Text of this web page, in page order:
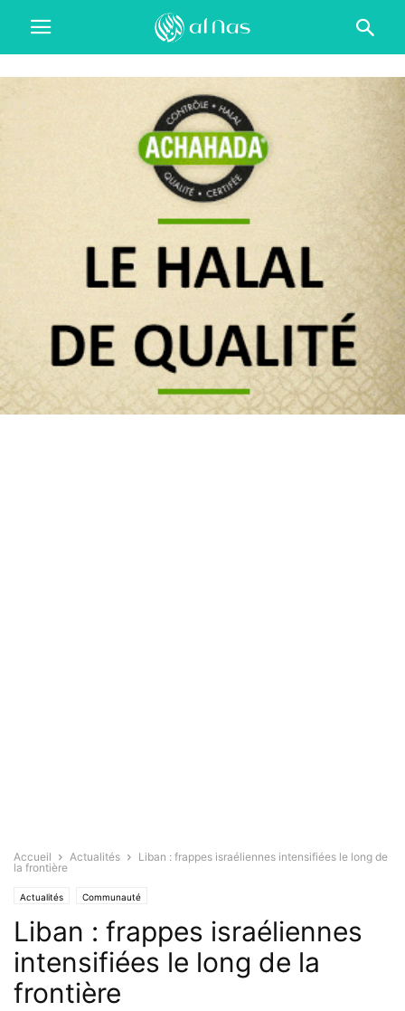
Accueil Actualités
Liban : frappes israéliennes intensifiées le long de
la frontière
Actualités Communauté
Liban : frappes israéliennes
intensifiées le long de la
frontière